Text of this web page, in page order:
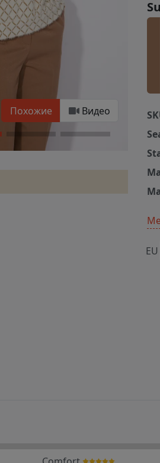
Похожие Видео
EU